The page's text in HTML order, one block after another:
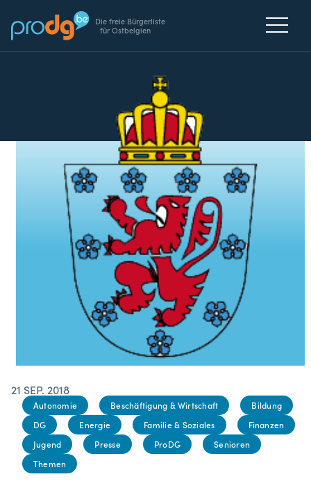
Die freie Bürgerliste
für Ostbelgien
21 SEP. 2018
Autonomie Beschäftigung & Wirtschaft
Bildung
DG
Energie Familie & Soziales
Finanzen
Jugend
Presse ProDG
Senioren
Themen